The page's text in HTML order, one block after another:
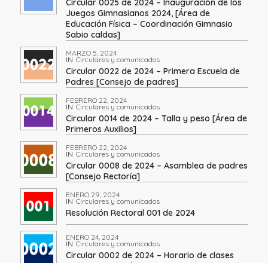
Circular 0025 de 2024 – Inauguración de los
Juegos Gimnasianos 2024, [Área de
Educación Física – Coordinación Gimnasio
Sabio caldas]
MARZO 5, 2024
IN Circulares y comunicados
Circular 0022 de 2024 – Primera Escuela de
Padres [Consejo de padres]
FEBRERO 22, 2024
IN Circulares y comunicados
Circular 0014 de 2024 – Talla y peso [Área de
Primeros Auxilios]
FEBRERO 22, 2024
IN Circulares y comunicados
Circular 0008 de 2024 – Asamblea de padres
[Consejo Rectoría]
ENERO 29, 2024
IN Circulares y comunicados
Resolución Rectoral 001 de 2024
ENERO 24, 2024
IN Circulares y comunicados
Circular 0002 de 2024 – Horario de clases